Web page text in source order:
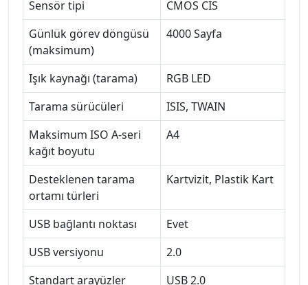
Sensör tipi
CMOS CIS
Günlük görev döngüsü
(maksimum)
4000 Sayfa
Işık kaynağı (tarama)
RGB LED
Tarama sürücüleri
ISIS, TWAIN
Maksimum ISO A-seri
kağıt boyutu
A4
Desteklenen tarama
ortamı türleri
Kartvizit, Plastik Kart
USB bağlantı noktası
Evet
USB versiyonu
2.0
Standart arayüzler
USB 2.0